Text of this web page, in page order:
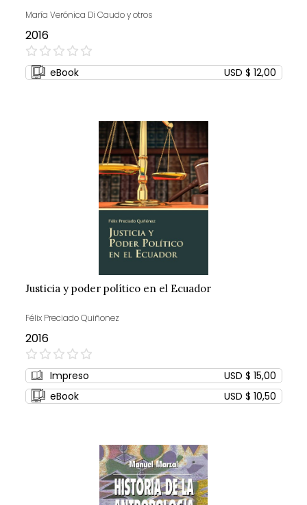
María Verónica Di Caudo y otros
2016
0%
eBook USD $ 12,00
Justicia y poder político en el Ecuador
Félix Preciado Quiñonez
2016
0%
Impreso
USD $ 15,00
eBook
USD $ 10,50